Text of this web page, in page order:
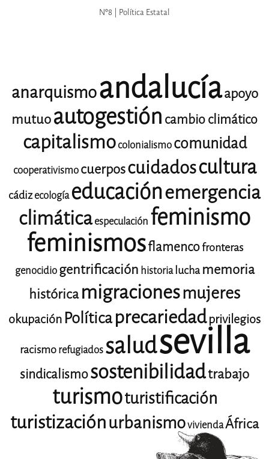
Nº8 | Política Estatal
anarquismoandalucíaapoyo
mutuoautogestión cambio climático
capitalismocolonialismocomunidad
cooperativismocuerposcuidadoscultura
cádizecología educaciónemergencia
climáticaespeculación feminismo
feminismosflamencofronteras
genocidiogentrificación historialucha memoria
histórica migracionesmujeres
okupaciónPolíticaprecariedadprivilegios
racismorefugiadossaludsevilla
sindicalismosostenibilidadtrabajo
turismoturistificación
turistizaciónurbanismoviviendaÁfrica